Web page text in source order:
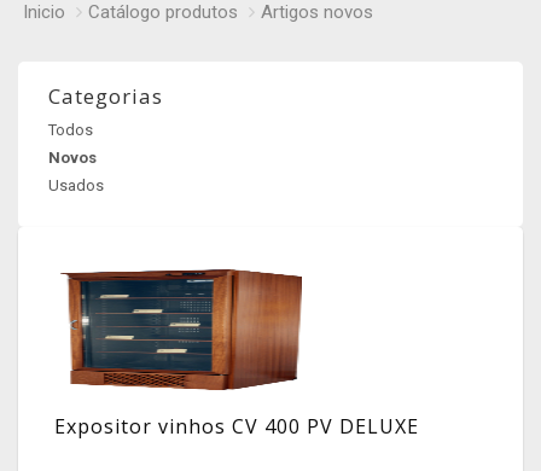
Inicio Catálogo produtos Artigos novos
Categorias
Todos
Novos
Usados
Expositor vinhos CV 400 PV DELUXE